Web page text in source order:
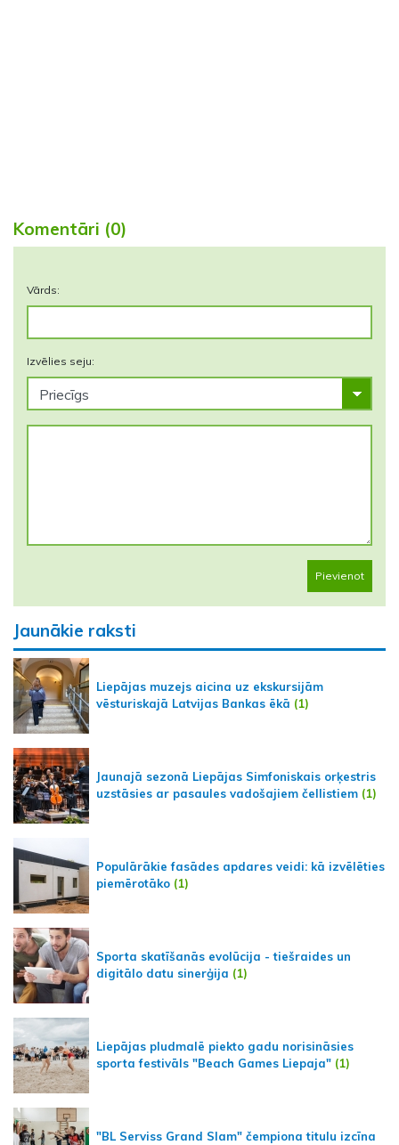
Komentāri (0)
Vārds:
Izvēlies seju:
Pievienot
Jaunākie raksti
Liepājas muzejs aicina uz ekskursijām
vēsturiskajā Latvijas Bankas ēkā (1)
Jaunajā sezonā Liepājas Simfoniskais orķestris
uzstāsies ar pasaules vadošajiem čellistiem (1)
Populārākie fasādes apdares veidi: kā izvēlēties
piemērotāko (1)
Sporta skatīšanās evolūcija - tiešraides un
digitālo datu sinerģija (1)
Liepājas pludmalē piekto gadu norisināsies
sporta festivāls "Beach Games Liepaja" (1)
"BL Serviss Grand Slam" čempiona titulu izcīna